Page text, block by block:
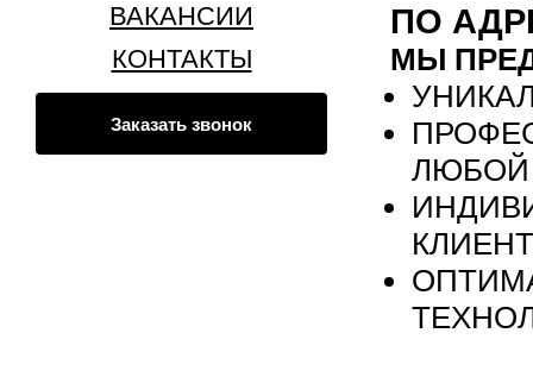
ВАКАНСИИ
КОНТАКТЫ
Заказать звонок
ПО
МЫ